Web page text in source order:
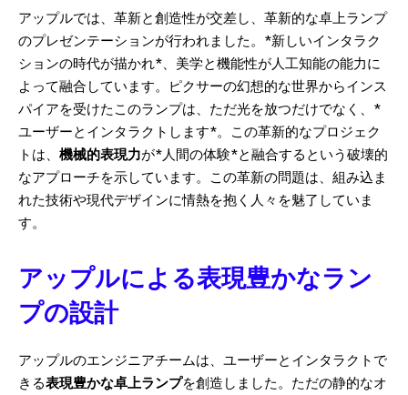
アップルでは、革新と創造性が交差し、革新的な卓上ランプ
のプレゼンテーションが行われました。*新しいインタラク
ションの時代が描かれ*、美学と機能性が人工知能の能力に
よって融合しています。ピクサーの幻想的な世界からインス
パイアを受けたこのランプは、ただ光を放つだけでなく、*
ユーザーとインタラクトします*。この革新的なプロジェク
トは、 機械的表現力が*人間の体験*と融合するという破壊的
なアプローチを示しています。この革新の問題は、組み込ま
れた技術や現代デザインに情熱を抱く人々を魅了していま
す。
アップルによる表現豊かなラン
プの設計
アップルのエンジニアチームは、ユーザーとインタラクトで
きる表現豊かな卓上ランプを創造しました。ただの静的なオ